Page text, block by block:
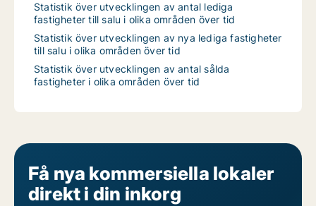
Statistik över utvecklingen av antal lediga
fastigheter till salu i olika områden över tid
Statistik över utvecklingen av nya lediga fastigheter
till salu i olika områden över tid
Statistik över utvecklingen av antal sålda
fastigheter i olika områden över tid
Få nya kommersiella lokaler
direkt i din inkorg